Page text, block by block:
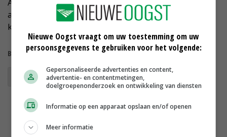
Anjo Kuiper slaat in ieder geval een jaar over, weet de
akkerbouwer nu al. 'De baten wegen niet op tegen de
kosten.'
Bekijk meer over:
soja
Nieuwe Oogst vraagt om uw toestemming om uw
persoonsgegevens te gebruiken voor het volgende:
Gepersonaliseerde advertenties en content,
advertentie- en contentmetingen,
doelgroepenonderzoek en ontwikkeling van diensten
Informatie op een apparaat opslaan en/of openen
Meer informatie